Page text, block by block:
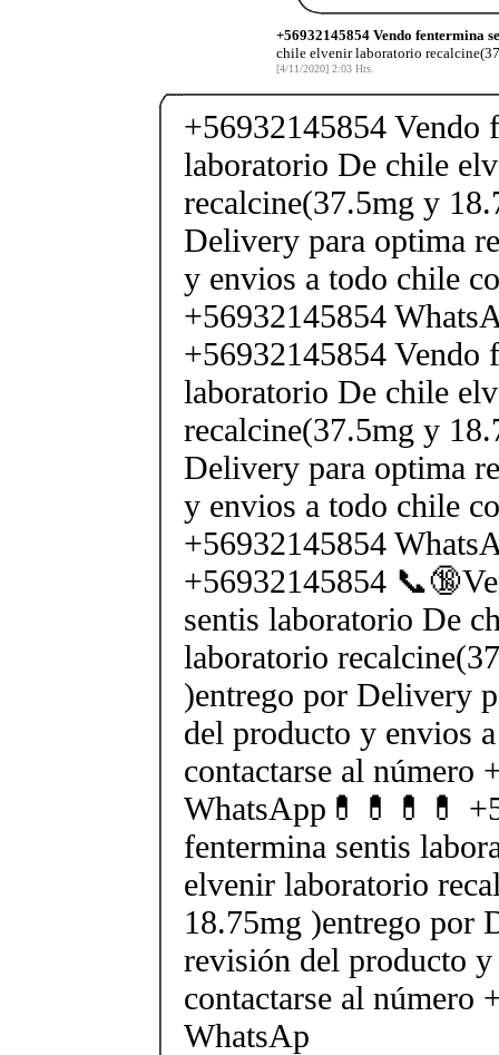
+56932145854 Vendo fentermina
chile elvenir laboratorio
[4/11/2020] 2:03 Hrs.
+56932145854 Vendo
laboratorio De chile
recalcine(37.5mg y
Delivery para optima
y envios a todo chile
+56932145854
+56932145854 Vendo
laboratorio De chile
recalcine(37.5mg y
Delivery para optima
y envios a todo chile
+56932145854
+56932145854
sentis laboratorio De
laboratorio
)entrego por Delivery
del producto y envios
contactarse al número
WhatsApp💊💊💊💊
fentermina sentis
elvenir laboratorio
18.75mg )entrego por
revisión del producto
contactarse al número
WhatsAp